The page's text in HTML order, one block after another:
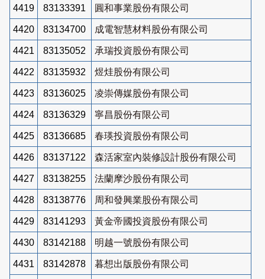
4419 83133391 圓和事業股份有限公司
4420 83134700 成電智慧材料股份有限公司
4421 83135052 承瑞投資股份有限公司
4422 83135932 煜烓股份有限公司
4423 83136025 凌崇傳媒股份有限公司
4424 83136329 寧昌股份有限公司
4425 83136685 春瑛投資股份有限公司
4426 83137122 森活家室內裝修設計股份有限公司
4427 83138255 法蘭摩沙股份有限公司
4428 83138776 周和發興業股份有限公司
4429 83141293 黃金帝國投資股份有限公司
4430 83142188 明越一號股份有限公司
4431 83142878 暮想出版股份有限公司